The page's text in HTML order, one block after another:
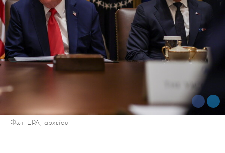
Φωτ: EPA, αρχείου